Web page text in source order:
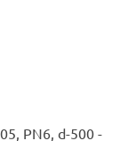
PN6, d-500 -